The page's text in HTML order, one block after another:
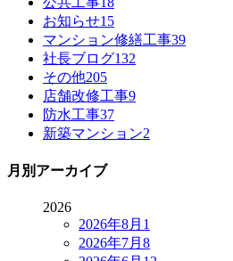
お知らせ15
マンション修繕工事39
社長ブログ132
その他205
店舗改修工事9
防水工事37
新築マンション2
月別アーカイブ
2026
2026年8月 1
2026年7月 8